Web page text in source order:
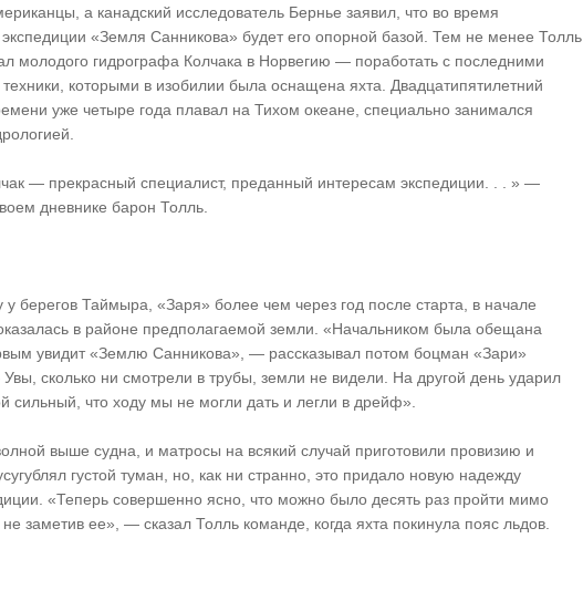
а канадский исследователь Бернье заявил, что во время
«Земля Санникова» будет его опорной базой. Тем не менее Толль
молодого гидрографа Колчака в Норвегию — поработать с последними
которыми в изобилии была оснащена яхта. Двадцатипятилетний
уже четыре года плавал на Тихом океане, специально занимался
— прекрасный специалист, преданный интересам экспедиции. . . » —
дневнике барон Толль.
у берегов Таймыра, «Заря» более чем через год после старта, в начале
в районе предполагаемой земли. «Начальником была обещана
увидит «Землю Санникова», — рассказывал потом боцман «Зари»
сколько ни смотрели в трубы, земли не видели. На другой день ударил
сильный, что ходу мы не могли дать и легли в дрейф».
выше судна, и матросы на всякий случай приготовили провизию и
густой туман, но, как ни странно, это придало новую надежду
«Теперь совершенно ясно, что можно было десять раз пройти мимо
заметив ее», — сказал Толль команде, когда яхта покинула пояс льдов.